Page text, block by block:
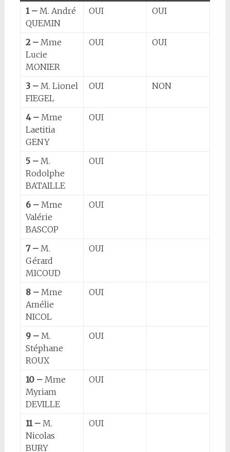
1 – M. André
QUEMIN
OUI OUI
2 – Mme
Lucie
MONIER
OUI OUI
3 – M. Lionel
FIEGEL
OUI NON
4 – Mme
Laetitia
GENY
OUI
5 – M.
Rodolphe
BATAILLE
OUI
6 – Mme
Valérie
BASCOP
OUI
7 – M.
Gérard
MICOUD
OUI
8 – Mme
Amélie
NICOL
OUI
9 – M.
Stéphane
ROUX
OUI
10 – Mme
Myriam
DEVILLE
OUI
11 – M.
Nicolas
BURY
OUI